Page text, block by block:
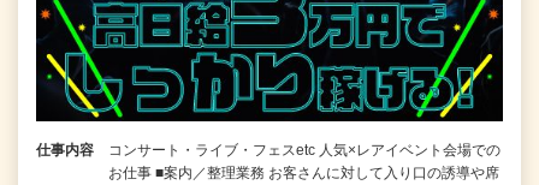
仕事内容
コンサート・ライブ・フェスetc 人気×レアイベント会場での
お仕事 ■案内／整理業務 お客さんに対して入り口の誘導や席